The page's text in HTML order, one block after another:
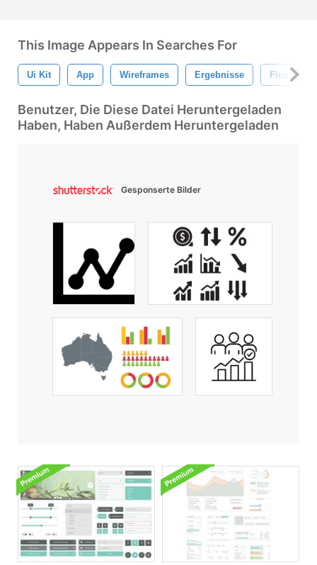
This Image Appears In Searches For
Ui Kit App Wireframes Ergebnisse
Benutzer, Die Diese Datei Heruntergeladen
Haben, Haben Außerdem Heruntergeladen
Gesponserte Bilder